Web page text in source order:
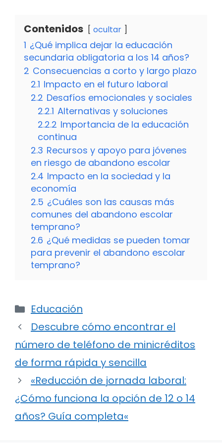
Contenidos ocultar
1 ¿Qué implica dejar la educación
secundaria obligatoria a los 14 años?
2 Consecuencias a corto y largo plazo
2.1 Impacto en el futuro laboral
2.2 Desafíos emocionales y sociales
2.2.1 Alternativas y soluciones
2.2.2 Importancia de la educación
continua
2.3 Recursos y apoyo para jóvenes
en riesgo de abandono escolar
2.4 Impacto en la sociedad y la
economía
2.5 ¿Cuáles son las causas más
comunes del abandono escolar
temprano?
2.6 ¿Qué medidas se pueden tomar
para prevenir el abandono escolar
temprano?
Categorías
Educación
Descubre cómo encontrar el
número de teléfono de minicréditos
de forma rápida y sencilla
«Reducción de jornada laboral:
¿Cómo funciona la opción de 12 o 14
años? Guía completa«